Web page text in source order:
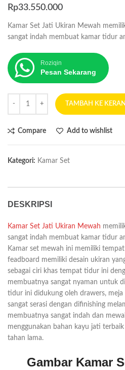
Rp33.550.000
Kamar Set Jati Ukiran Mewah
sangat indah membuat kamar tidur
Roziqin
Pesan Sekarang
TAMBAH KE
Compare Add to wishlist
Kategori: Kamar Set
DESKRIPSI
Kamar Set Jati Ukiran Mewah
sangat indah membuat kamar tidur
Kamar set mewah ini memiliki
feadboard memiliki desain ukiran
sebagai ciri khas tempat tidur ini
membuatnya sangat nyaman untuk
tidur ini didukung oleh drawers, meja
sangat serasi dengan difinishing
membuatnya sangat indah dan
menggunakan bahan kayu jati
tahan lama.
Gambar Kamar